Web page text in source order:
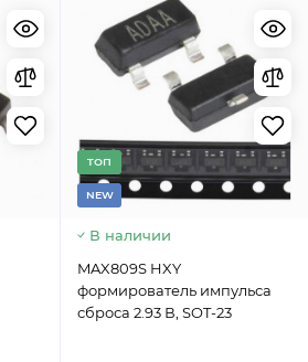
TОП
NEW
В наличии
MAX809S HXY
формирователь импульса
сброса 2.93 В, SOT-23